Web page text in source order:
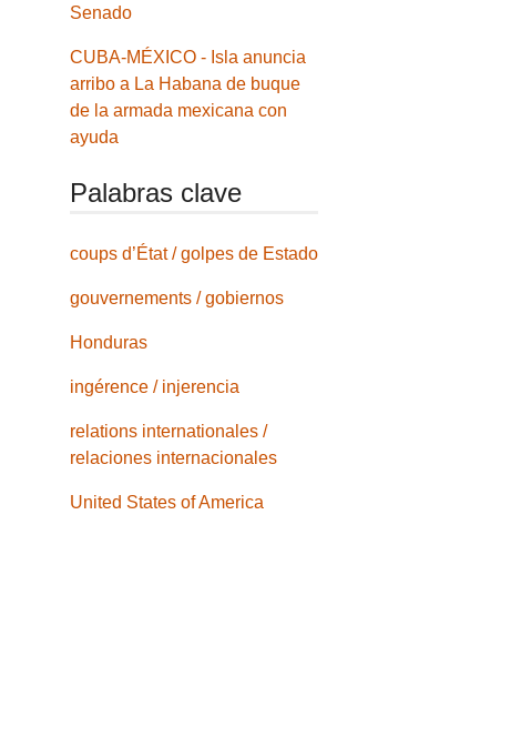
Senado
CUBA-MÉXICO - Isla anuncia
arribo a La Habana de buque
de la armada mexicana con
ayuda
Palabras clave
coups d’État / golpes de Estado
gouvernements / gobiernos
Honduras
ingérence / injerencia
relations internationales /
relaciones internacionales
United States of America